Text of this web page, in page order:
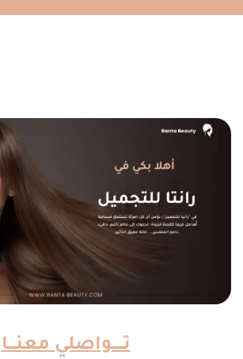
تـــــواصلي معنـــا